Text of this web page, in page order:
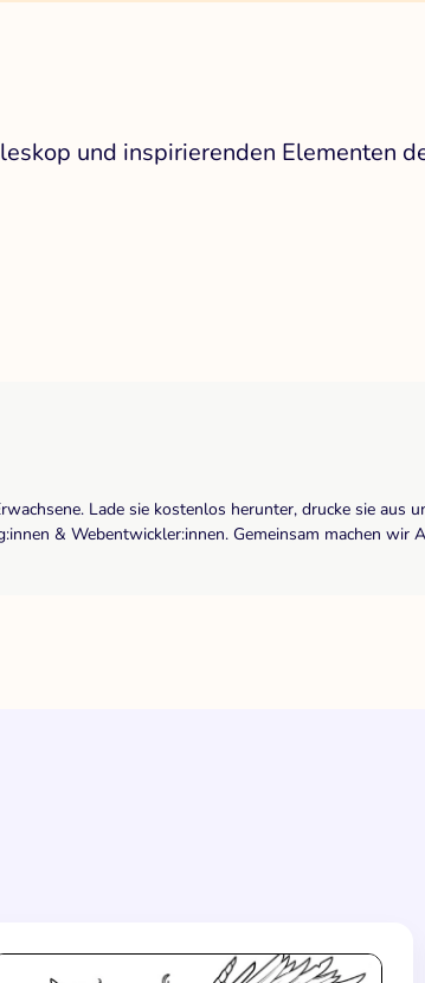
und inspirierenden Elementen
Lade sie kostenlos herunter, drucke sie aus
& Webentwickler:innen. Gemeinsam machen